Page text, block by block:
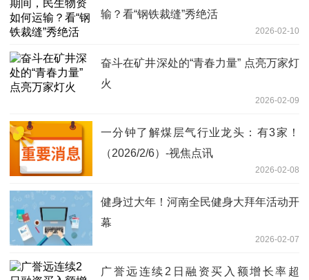
输？看“钢铁裁缝”秀绝活
2026-02-10
奋斗在矿井深处的“青春力量” 点亮万家灯
火
2026-02-09
一分钟了解煤层气行业龙头：有3家！
（2026/2/6）-视焦点讯
2026-02-08
健身过大年！河南全民健身大拜年活动开
幕
2026-02-07
广誉远连续2日融资买入额增长率超